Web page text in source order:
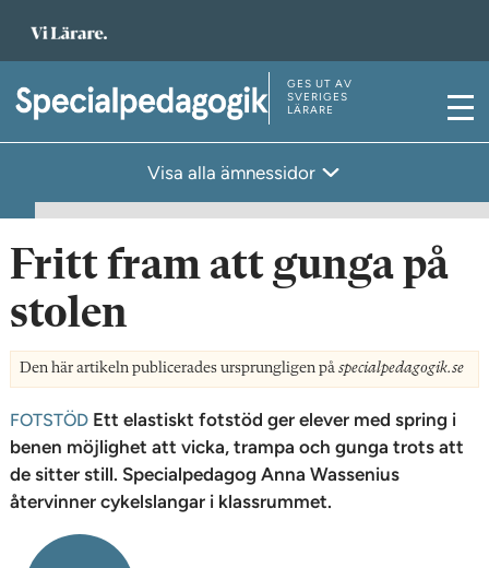
l
s
a
i
a
n
T
s
t
a
r
s
d
a
n
GES UT AV
SVERIGES
LÄRARE
M
Visa alla ämnessidor
Fritt fram att gunga på
stolen
Den här artikeln publicerades ursprungligen på specialpedagogik.se
FOTSTÖD Ett elastiskt fotstöd ger elever med spring i
benen möjlighet att vicka, trampa och gunga trots att
de sitter still. Specialpedagog Anna Wassenius
återvinner cykelslangar i klassrummet.